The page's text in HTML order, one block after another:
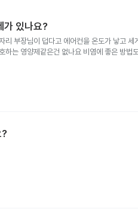
가 있나요?
리 부장님이 덥다고 에어컨을 온도가 낳고
하는 영양제같은건 없나요 비염에 좋은 방법